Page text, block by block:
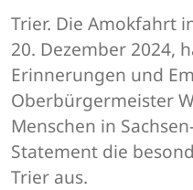
Trier. Die Amokfahrt
20. Dezember 2024,
Erinnerungen und
Oberbürgermeister
Menschen in
Statement die
Trier aus.